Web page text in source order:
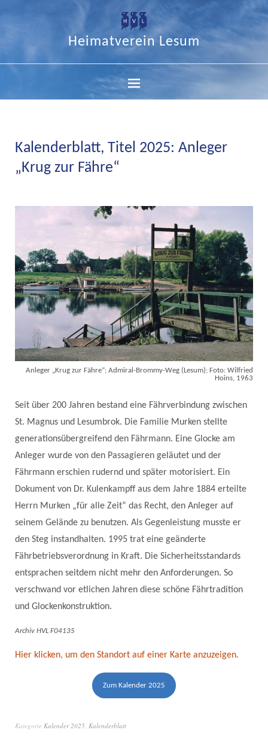
Heimatverein Lesum
Kalenderblatt, Titel 2025: Anleger
„Krug zur Fähre“
Anleger „Krug zur Fähre“; Admiral-Brommy-Weg (Lesum); Foto: Wilfried
Hoins, 1963
Seit über 200 Jahren bestand eine Fährverbindung zwischen
St. Magnus und Lesumbrok. Die Familie Murken stellte
generationsübergreifend den Fährmann. Eine Glocke am
Anleger wurde von den Passagieren geläutet und der
Fährmann erschien rudernd und später motorisiert. Ein
Dokument von Dr. Kulenkampff aus dem Jahre 1884 erteilte
Herrn Murken „für alle Zeit“ das Recht, den Anleger auf
seinem Gelände zu benutzen. Als Gegenleistung musste er
den Steg instandhalten. 1995 trat eine geänderte
Fährbetriebsverordnung in Kraft. Die Sicherheitsstandards
entsprachen seitdem nicht mehr den Anforderungen. So
verschwand vor etlichen Jahren diese schöne Fährtradition
und Glockenkonstruktion.
Archiv HVL F04135
Hier klicken, um den Standort auf einer Karte anzuzeigen.
Zum Kalender 2025
Kategorie Kalender 2025, Kalenderblatt